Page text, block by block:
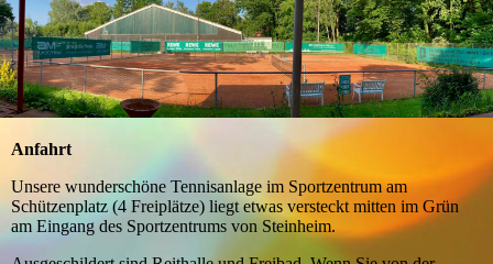
Anfahrt
Unsere wunderschöne Tennisanlage im Sportzentrum am
Schützenplatz (4 Freiplätze) liegt etwas versteckt mitten im Grün
am Eingang des Sportzentrums von Steinheim.